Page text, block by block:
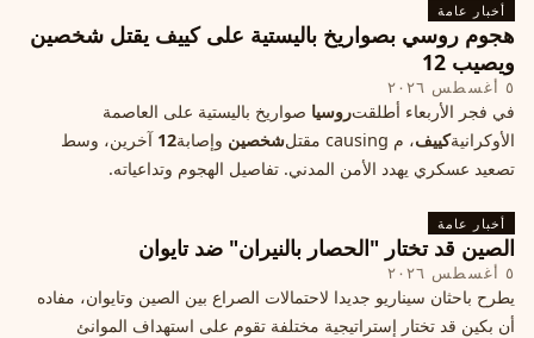
أخبار عامة
هجوم روسي بصواريخ باليستية على كييف يقتل شخصين
ويصيب 12
٥ أغسطس ٢٠٢٦
في فجر الأربعاء أطلقتروسيا صواريخ باليستية على العاصمة
الأوكرانيةكييف، م causing مقتل شخصين وإصابة12 آخرين، وسط
تصعيد عسكري يهدد الأمن المدني. تفاصيل الهجوم وتداعياته.
أخبار عامة
الصين قد تختار "الحصار بالنيران" ضد تايوان
٥ أغسطس ٢٠٢٦
يطرح باحثان سيناريو جديدا لاحتمالات الصراع بين الصين وتايوان، مفاده
أن بكين قد تختار إستراتيجية مختلفة تقوم على استهداف الموانئ